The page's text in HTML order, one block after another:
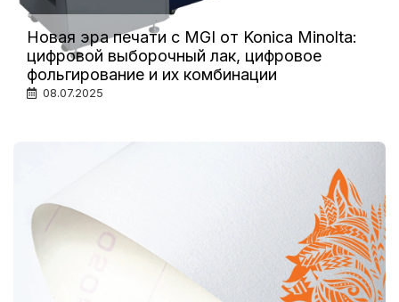
Новая эра печати с MGI от Konica Minolta:
цифровой выборочный лак, цифровое
фольгирование и их комбинации
08.07.2025